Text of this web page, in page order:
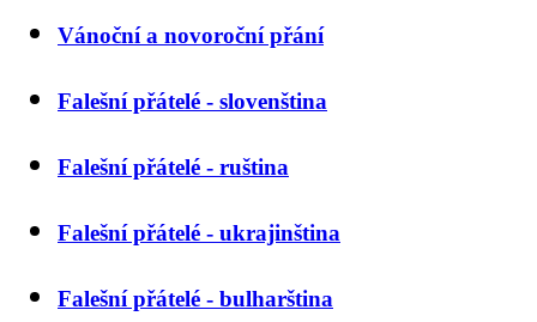
Vánoční a novoroční přání
Falešní přátelé - slovenština
Falešní přátelé - ruština
Falešní přátelé - ukrajinština
Falešní přátelé - bulharština